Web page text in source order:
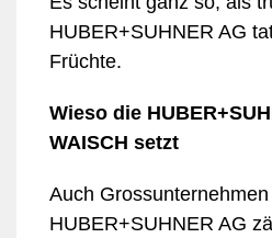
HUBER+SUHNER AG
Früchte.
Wieso die
WAISCH setzt
Auch
HUBER+SUHNER AG